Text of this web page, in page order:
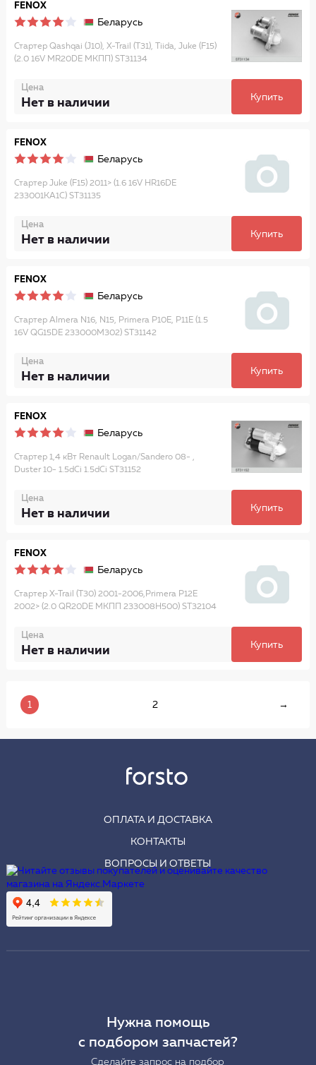
FENOX
Беларусь
Стартер Qashqai (J10), X-Trail (T31), Tiida, Juke (F15)
(2.0 16V MR20DE МКПП) ST31134
Цена
Нет в наличии Купить
FENOX
Беларусь
Стартер Juke (F15) 2011> (1.6 16V HR16DE
233001KA1C) ST31135
Цена
Нет в наличии Купить
FENOX
Беларусь
Стартер Almera N16, N15, Primera P10E, P11E (1.5
16V QG15DE 233000M302) ST31142
Цена
Нет в наличии Купить
FENOX
Беларусь
Стартер 1,4 кВт Renault Logan/Sandero 08- ,
Duster 10- 1.5dCi 1.5dCi ST31152
Цена
Нет в наличии Купить
FENOX
Беларусь
Стартер X-Trail (T30) 2001-2006,Primera P12E
2002> (2.0 QR20DE МКПП 233008H500) ST32104
Цена
Нет в наличии Купить
1 2 →
ОПЛАТА И ДОСТАВКА
КОНТАКТЫ
ВОПРОСЫ И ОТВЕТЫ
Нужна помощь
с подбором запчастей?
Сделайте запрос на подбор